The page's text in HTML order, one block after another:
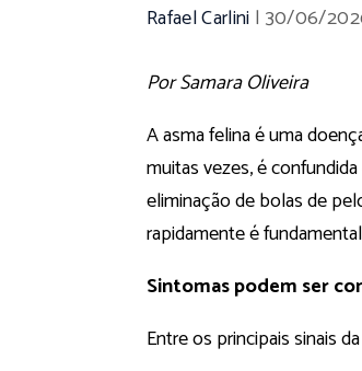
Rafael Carlini | 30/06/
Por Samara Oliveira
A asma felina é uma
muitas vezes, é
eliminação de bolas de
rapidamente é
Sintomas podem ser
Entre os principais sinais